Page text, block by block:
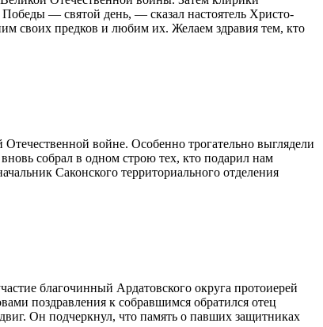
— святой день, — сказал настоятель Христо-
своих предков и любим их. Желаем здравия тем, кто
войне. Особенно трогательно выглядели
собрал в одном строю тех, кто подарил нам
Саконского территориального отделения
благочинный Ардатовского округа протоиерей
поздравления к собравшимся обратился отец
Он подчеркнул, что память о павших защитниках